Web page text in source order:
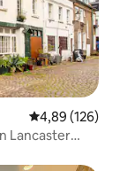
Priemerné
4,89 (126)
Lancaster